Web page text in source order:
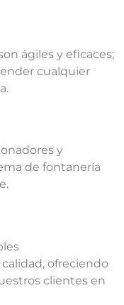
ágiles y eficaces;
cualquier
y
de fontanería
ofreciendo
clientes en